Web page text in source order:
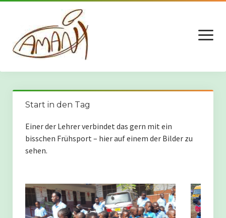
Menü
öffnen
Spenden – Wie?
Die neue Mensa
Ein neuer Schlafsaal für die Schule
Start in den Tag
Einer der Lehrer verbindet das gern mit ein
bisschen Frühsport – hier auf einem der Bilder zu
sehen.